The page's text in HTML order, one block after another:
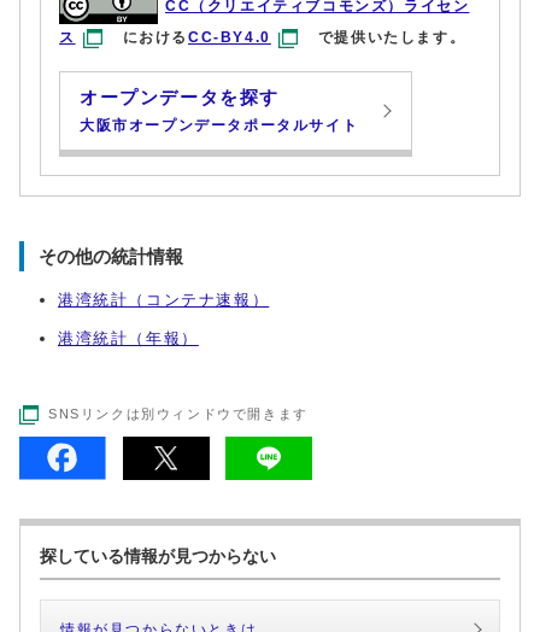
CC（クリエイティブコモンズ）ライセン
ス
におけるCC-BY4.0 で提供いたします。
オープンデータを探す
大阪市オープンデータポータルサイト
その他の統計情報
港湾統計（コンテナ速報）
港湾統計（年報）
SNSリンクは別ウィンドウで開きます
探している情報が見つからない